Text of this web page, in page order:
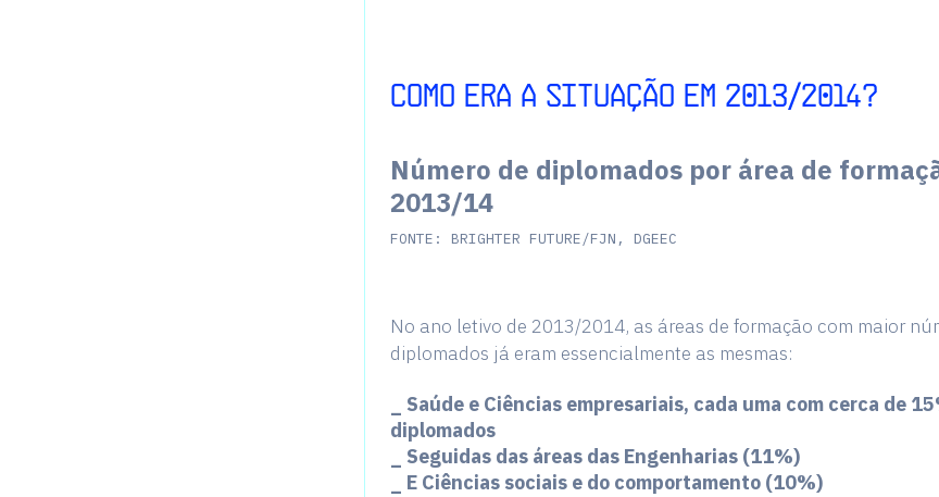
COMO ERA A SITUAÇÃO EM 2013/2014?
Número de diplomados por área de
2013/14
FONTE: BRIGHTER FUTURE/FJN, DGEEC
No ano letivo de 2013/2014, as áreas de formação com maior
diplomados já eram essencialmente as mesmas:
_ Saúde e Ciências empresariais, cada uma com cerca de
diplomados
_ Seguidas das áreas das Engenharias (11%)
_ E Ciências sociais e do comportamento (10%)